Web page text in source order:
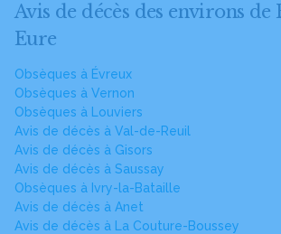
Avis de décès des environs de
Eure
Obsèques à Évreux
Obsèques à Vernon
Obsèques à Louviers
Avis de décès à Val-de-Reuil
Avis de décès à Gisors
Avis de décès à Saussay
Obsèques à Ivry-la-Bataille
Avis de décès à Anet
Avis de décès à La Couture-Boussey